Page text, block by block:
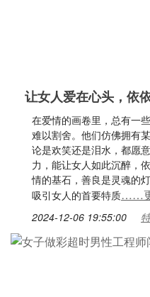
让女人爱在心头，依
在爱情的画卷里，总有一
难以割舍。他们仿佛拥有
论是欢笑还是泪水，都愿
力，能让女人如此沉醉，
情的基石，善良是灵魂的
吸引女人的首要特质……
2024-12-06 19:55:00